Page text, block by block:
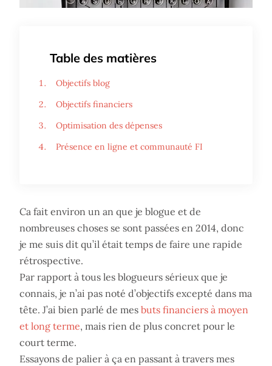
Table des matières
Objectifs blog
Objectifs financiers
Optimisation des dépenses
Présence en ligne et communauté FI
Ca fait environ un an que je blogue et de
nombreuses choses se sont passées en 2014, donc
je me suis dit qu’il était temps de faire une rapide
rétrospective.
Par rapport à tous les blogueurs sérieux que je
connais, je n’ai pas noté d’objectifs excepté dans ma
tête. J’ai bien parlé de mes buts financiers à moyen
et long terme, mais rien de plus concret pour le
court terme.
Essayons de palier à ça en passant à travers mes